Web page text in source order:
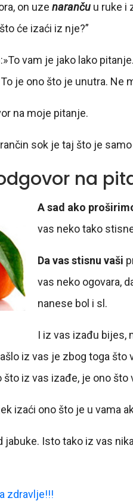
on uze naranču u ruke i
će izaći iz nje?”
vam je jako lako pitanje.
je ono što je unutra. Ne
na moje pitanje.
sok je taj što je
na
A sad ako
vas neko tako
Da vas stisnu vaši
vas neko ogovara,
nanese bol i sl.
I iz vas izađu bijes,
iz vas je zbog toga što
što iz vas izađe, je ono što
izaći ono što je u vama
jabuke. Isto tako iz vas
zdravlje!!!